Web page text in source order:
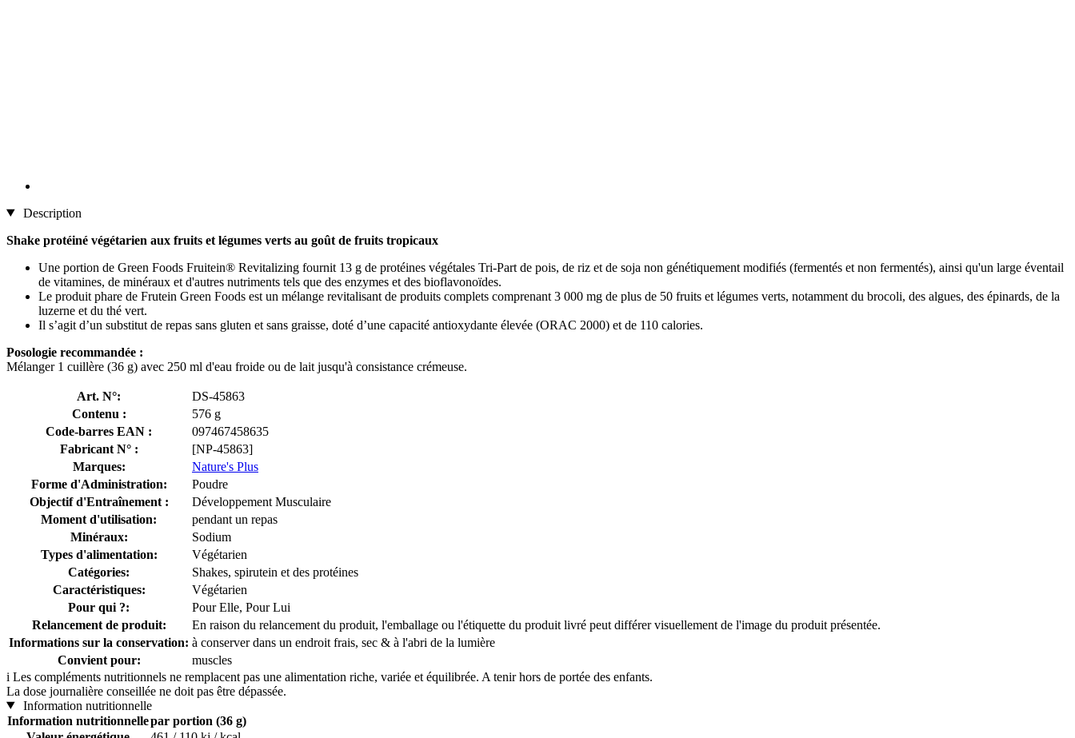
Description
Shake protéiné végétarien aux fruits et légumes verts au goût de fruits tropicaux
Une portion de Green Foods Fruitein® Revitalizing fournit 13 g de protéines végétales Tri-Part de pois, de riz et de soja non génétiquement modifiés (fermentés et non fermentés), ainsi qu'un large éventail
de vitamines, de minéraux et d'autres nutriments tels que des enzymes et des bioflavonoïdes.
Le produit phare de Frutein Green Foods est un mélange revitalisant de produits complets comprenant 3 000 mg de plus de 50 fruits et légumes verts, notamment du brocoli, des algues, des épinards, de la
luzerne et du thé vert.
Il s’agit d’un substitut de repas sans gluten et sans graisse, doté d’une capacité antioxydante élevée (ORAC 2000) et de 110 calories.
Posologie recommandée :
Mélanger 1 cuillère (36 g) avec 250 ml d'eau froide ou de lait jusqu'à consistance crémeuse.
Art. N°:
DS-45863
Contenu :
576 g
Code-barres EAN :
097467458635
Fabricant N° :
[NP-45863]
Marques:
Nature's Plus
Forme d'Administration:
Poudre
Objectif d'Entraînement :
Développement Musculaire
Moment d'utilisation:
pendant un repas
Minéraux:
Sodium
Types d'alimentation:
Végétarien
Catégories:
Shakes, spirutein et des protéines
Caractéristiques:
Végétarien
Pour qui ?:
Pour Elle, Pour Lui
Relancement de produit:
En raison du relancement du produit, l'emballage ou l'étiquette du produit livré peut différer visuellement de l'image du produit présentée.
Informations sur la conservation: à conserver dans un endroit frais, sec & à l'abri de la lumière
Convient pour:
muscles
i Les compléments nutritionnels ne remplacent pas une alimentation riche, variée et équilibrée. A tenir hors de portée des enfants.
La dose journalière conseillée ne doit pas être dépassée.
Information nutritionnelle
Information nutritionnellepar portion (36 g)